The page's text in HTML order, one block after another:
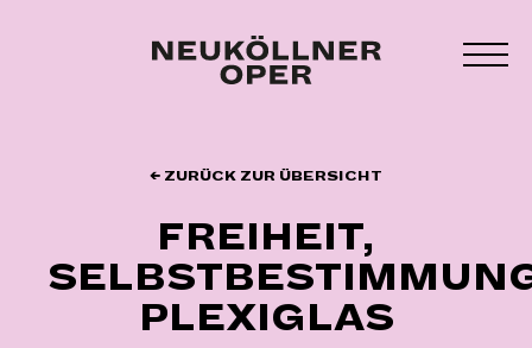
← ZURÜCK ZUR ÜBERSICHT
FREIHEIT,
PLEXIGLAS